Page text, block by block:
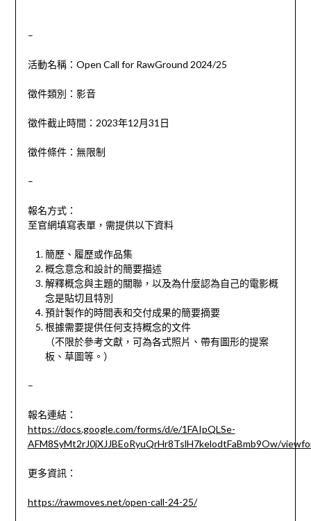
–
活動名稱：Open Call for RawGround 2024/25
徵件類別：影音
徵件截止時間：2023年12月31日
徵件條件：無限制
–
報名方式：
至官網填寫表單，需提供以下資料
簡歷、履歷或作品集
概念意念和設計的簡要描述
解釋概念與主題的關聯，以及為什麼認為自己的電影概
念是貼切且特別
預計製作的時間表和交付成果的簡要摘要
根據需要提供任何支持概念的文件
（不限於參考文獻，可為各式照片、帶有圖形的提案
板、草圖等。）
–
報名連結：
https://docs.google.com/forms/d/e/1FAIpQLSe-
AFM8SyMt2rJ0jXJJBEoRyuQrHr8TslH7kelodtFaBmb9Ow/
更多資訊：
https://rawmoves.net/open-call-24-25/